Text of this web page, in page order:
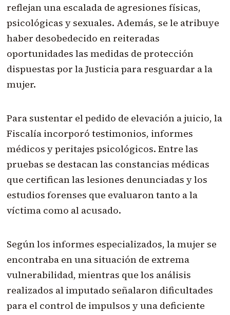
reflejan una escalada de agresiones físicas,
psicológicas y sexuales. Además, se le atribuye
haber desobedecido en reiteradas
oportunidades las medidas de protección
dispuestas por la Justicia para resguardar a la
mujer.
Para sustentar el pedido de elevación a juicio, la
Fiscalía incorporó testimonios, informes
médicos y peritajes psicológicos. Entre las
pruebas se destacan las constancias médicas
que certifican las lesiones denunciadas y los
estudios forenses que evaluaron tanto a la
víctima como al acusado.
Según los informes especializados, la mujer se
encontraba en una situación de extrema
vulnerabilidad, mientras que los análisis
realizados al imputado señalaron dificultades
para el control de impulsos y una deficiente